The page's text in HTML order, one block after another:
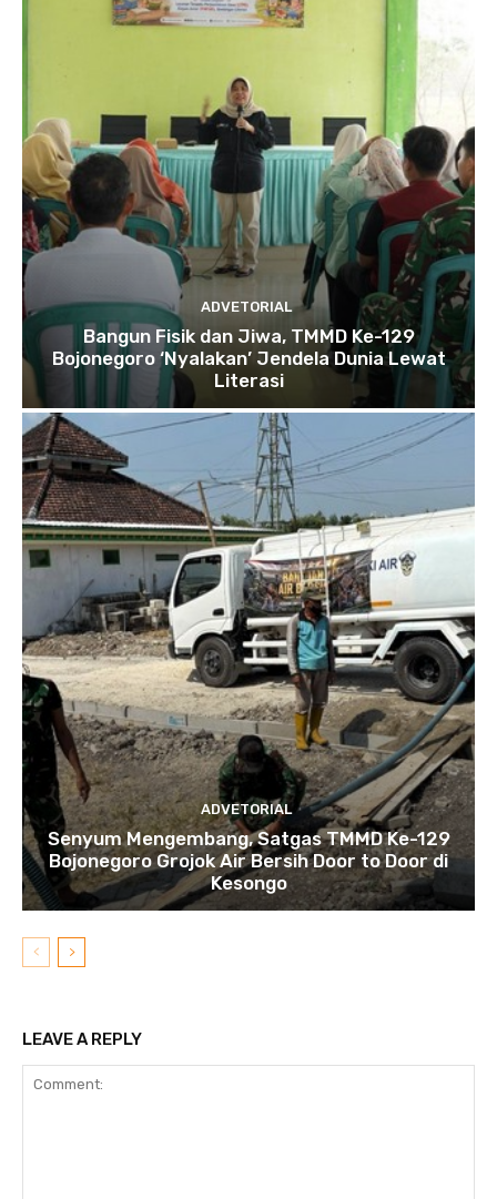
ADVETORIAL
Bangun Fisik dan Jiwa, TMMD Ke-129
Bojonegoro ‘Nyalakan’ Jendela Dunia Lewat
Literasi
ADVETORIAL
Senyum Mengembang, Satgas TMMD Ke-129
Bojonegoro Grojok Air Bersih Door to Door di
Kesongo
LEAVE A REPLY